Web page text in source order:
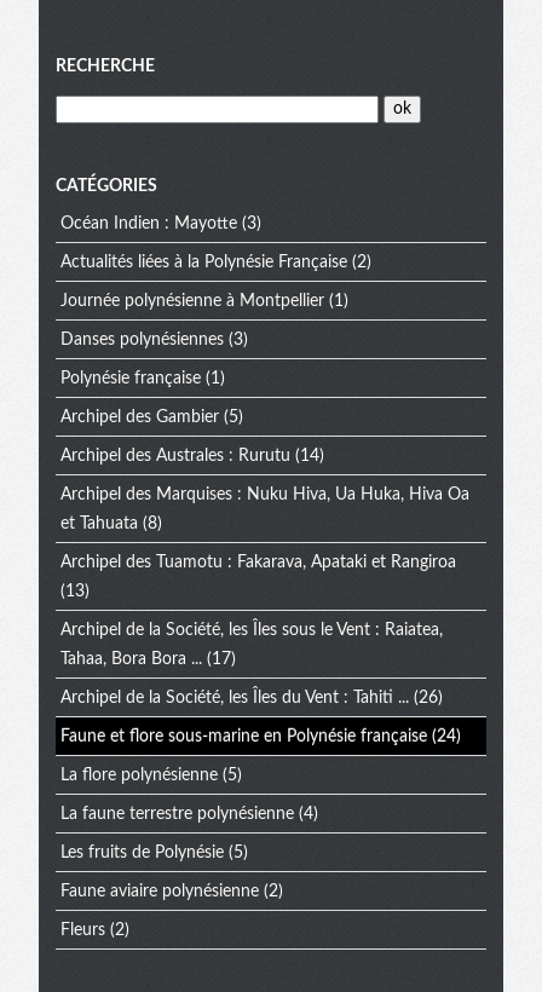
Menu
RECHERCHE
CATÉGORIES
Océan Indien : Mayotte (3)
Actualités liées à la Polynésie Française (2)
Journée polynésienne à Montpellier (1)
Danses polynésiennes (3)
Polynésie française (1)
Archipel des Gambier (5)
Archipel des Australes : Rurutu (14)
Archipel des Marquises : Nuku Hiva, Ua Huka, Hiva Oa
et Tahuata (8)
Archipel des Tuamotu : Fakarava, Apataki et Rangiroa
(13)
Archipel de la Société, les Îles sous le Vent : Raiatea,
Tahaa, Bora Bora ... (17)
Archipel de la Société, les Îles du Vent : Tahiti ... (26)
Faune et flore sous-marine en Polynésie française (24)
La flore polynésienne (5)
La faune terrestre polynésienne (4)
Les fruits de Polynésie (5)
Faune aviaire polynésienne (2)
Fleurs (2)